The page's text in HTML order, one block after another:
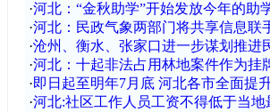
·河北：“金秋助学”开始发放今年的助
·河北：民政气象两部门将共享信息联
·沧州、衡水、张家口进一步谋划推进
·河北：十起非法占用林地案件作为挂
·即日起至明年7月底 河北各市全面提
·河北:社区工作人员工资不得低于当地